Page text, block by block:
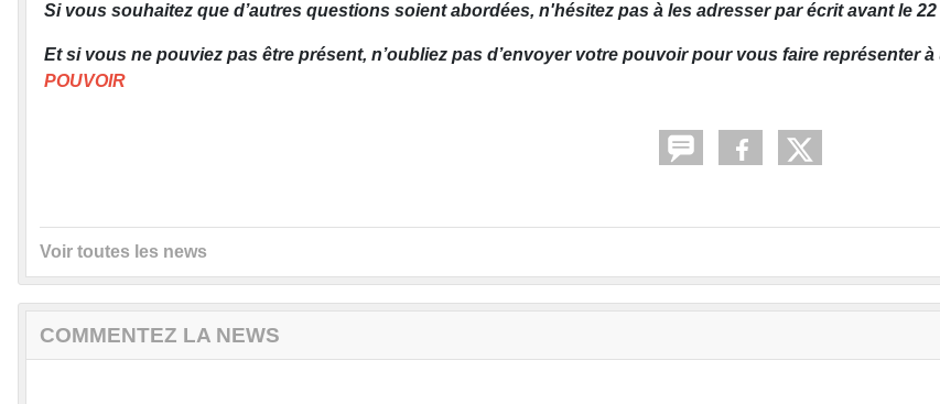
Si vous souhaitez que d’autres questions soient abordées, n'hésitez pas à les adresser par écrit avant le
Et si vous ne pouviez pas être présent, n’oubliez pas d’envoyer votre pouvoir pour vous faire représenter
POUVOIR
Voir toutes les news
COMMENTEZ LA NEWS